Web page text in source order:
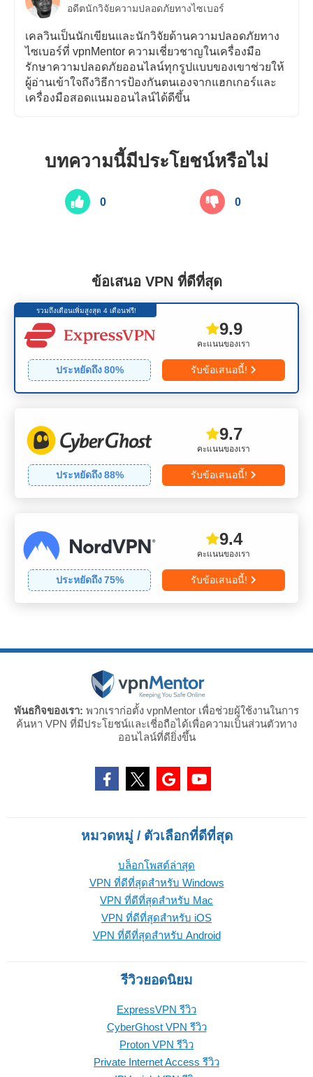
อดีตนักวิจัยความปลอดภัยทางไซเบอร์
เคลวินเป็นนักเขียนและนักวิจัยด้านความปลอดภัยทาง
ไซเบอร์ที่ vpnMentor ความเชี่ยวชาญในเครื่องมือ
รักษาความปลอดภัยออนไลน์ทุกรูปแบบของเขาช่วยให้
ผู้อ่านเข้าใจถึงวิธีการป้องกันตนเองจากแฮกเกอร์และ
เครื่องมือสอดแนมออนไลน์ได้ดีขึ้น
บทความนี้มีประโยชน์หรือไม่
0 0
ข้อเสนอ VPN ที่ดีที่สุด
รวมถึงเดือนเพิ่มสูงสุด 4 เดือนฟรี!
คะแนนของเรา
9.9
ประหยัดถึง 80% รับข้อเสนอนี้!
คะแนนของเรา
9.7
ประหยัดถึง 88% รับข้อเสนอนี้!
คะแนนของเรา
9.4
ประหยัดถึง 75% รับข้อเสนอนี้!
พันธกิจของเรา: พวกเราก่อตั้ง vpnMentor เพื่อช่วยผู้ใช้งานในการ
ค้นหา VPN ที่มีประโยชน์และเชี่อถือได้เพื่อความเป็นส่วนตัวทาง
ออนไลน์ที่ดียิ่งขึ้น
หมวดหมู่ / ตัวเลือกที่ดีที่สุด
บล็อกโพสต์ล่าสุด
VPN ที่ดีที่สุดสำหรับ Windows
VPN ที่ดีที่สุดสำหรับ Mac
VPN ที่ดีที่สุดสำหรับ iOS
VPN ที่ดีที่สุดสำหรับ Android
รีวิวยอดนิยม
ExpressVPN รีวิว
CyberGhost VPN รีวิว
Proton VPN รีวิว
Private Internet Access รีวิว